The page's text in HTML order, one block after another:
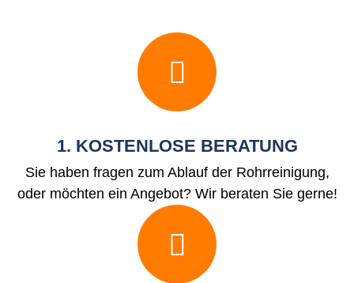
1. KOSTENLOSE BERATUNG
Sie haben fragen zum Ablauf der Rohrreinigung,
oder möchten ein Angebot? Wir beraten Sie gerne!